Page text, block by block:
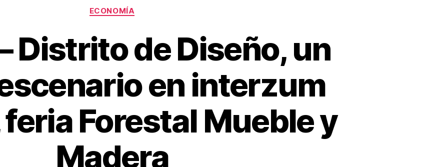
Categorías
ECONOMÍA
Distrito de Diseño, un
en interzum
Forestal Mueble y
Madera